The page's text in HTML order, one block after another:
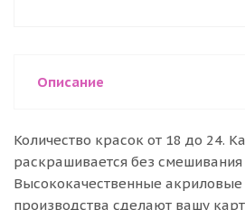
Описание
Количество красок от 18 до 24.
раскрашивается без смешивания
Высококачественные акриловые
производства сделают вашу